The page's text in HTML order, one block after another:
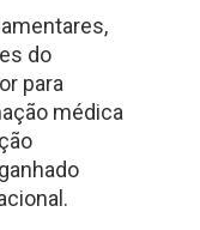
do
para
médica